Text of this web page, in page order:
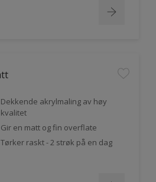
Dekkende akrylmaling av høy
kvalitet
Gir en matt og fin overflate
Tørker raskt - 2 strøk på en dag